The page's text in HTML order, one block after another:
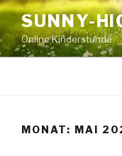
Zum
Inhalt
springen
SUNNY-
Online Kinderstunde
MONAT: MAI